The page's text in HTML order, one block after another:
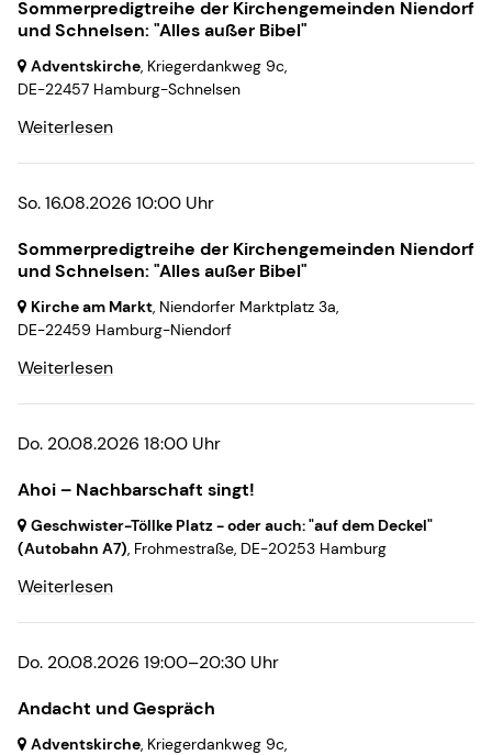
Sommerpredigtreihe der Kirchengemeinden Niendorf
und Schnelsen: "Alles außer Bibel"
Adventskirche, Kriegerdankweg 9c,
DE-22457 Hamburg-Schnelsen
Weiterlesen
So. 16.08.2026 10:00 Uhr
Sommerpredigtreihe der Kirchengemeinden Niendorf
und Schnelsen: "Alles außer Bibel"
Kirche am Markt, Niendorfer Marktplatz 3a,
DE-22459 Hamburg-Niendorf
Weiterlesen
Do. 20.08.2026 18:00 Uhr
Ahoi – Nachbarschaft singt!
Geschwister-Töllke Platz - oder auch: "auf dem Deckel"
(Autobahn A7), Frohmestraße, DE-20253 Hamburg
Weiterlesen
Do. 20.08.2026 19:00–20:30 Uhr
Andacht und Gespräch
Adventskirche, Kriegerdankweg 9c,